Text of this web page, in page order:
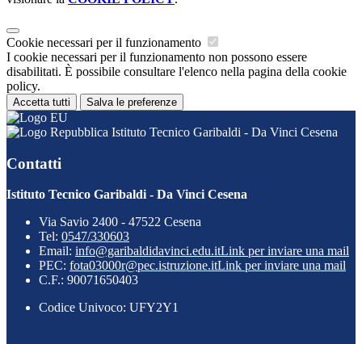
Cookie necessari per il funzionamento
I cookie necessari per il funzionamento non possono essere
disabilitati. È possibile consultare l'elenco nella pagina della cookie
policy.
Accetta tutti Salva le preferenze
Istituto Tecnico Garibaldi - Da Vinci Cesena
Contatti
Istituto Tecnico Garibaldi - Da Vinci Cesena
Via Savio 2400 - 47522 Cesena
Tel: 0547/330603
Email: info@garibaldidavinci.edu.itLink per inviare una mail
PEC: fota03000r@pec.istruzione.itLink per inviare una mail
C.F.: 90071650403
Codice Univoco: UFY2Y1